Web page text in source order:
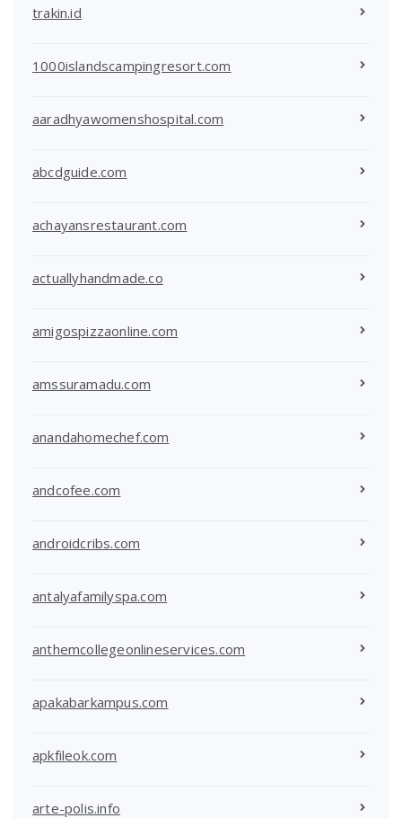
trakin.id
1000islandscampingresort.com
aaradhyawomenshospital.com
abcdguide.com
achayansrestaurant.com
actuallyhandmade.co
amigospizzaonline.com
amssuramadu.com
anandahomechef.com
andcofee.com
androidcribs.com
antalyafamilyspa.com
anthemcollegeonlineservices.com
apakabarkampus.com
apkfileok.com
arte-polis.info